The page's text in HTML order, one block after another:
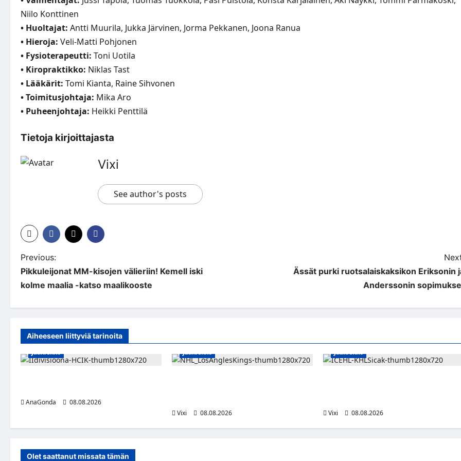
Niilo Konttinen
• Huoltajat: Antti Muurila, Jukka Järvinen, Jorma Pekkanen, Joona Ranua
• Hieroja: Veli-Matti Pohjonen
• Fysioterapeutti: Toni Uotila
• Kiropraktikko: Niklas Tast
• Lääkärit: Tomi Kianta, Raine Sihvonen
• Toimitusjohtaja: Mika Aro
• Puheenjohtaja: Heikki Penttilä
Tietoja kirjoittajasta
Vixi
See author's posts
P
o
n
a
g
a
Previous:
Pikkuleijonat MM-kisojen välieriin! Kemell iski
kolme maalia -katso maalikooste
Ässät purki ruotsalaiskaksikon Eriksonin
Anderssonin
Aiheeseen liittyviä tarinoita
Jääkiekko
AnaGonda
08.08.2026
Jääkiekko
Vixi
08.08.2026
Jääkiekko
Vixi
08.08.2026
Olet saattanut missata tämän